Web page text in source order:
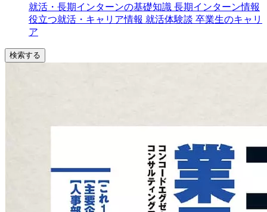
就活・長期インターンの基礎知識 長期インターン情報
役立つ就活・キャリア情報 就活体験談 卒業生のキャリ
ア
検索する